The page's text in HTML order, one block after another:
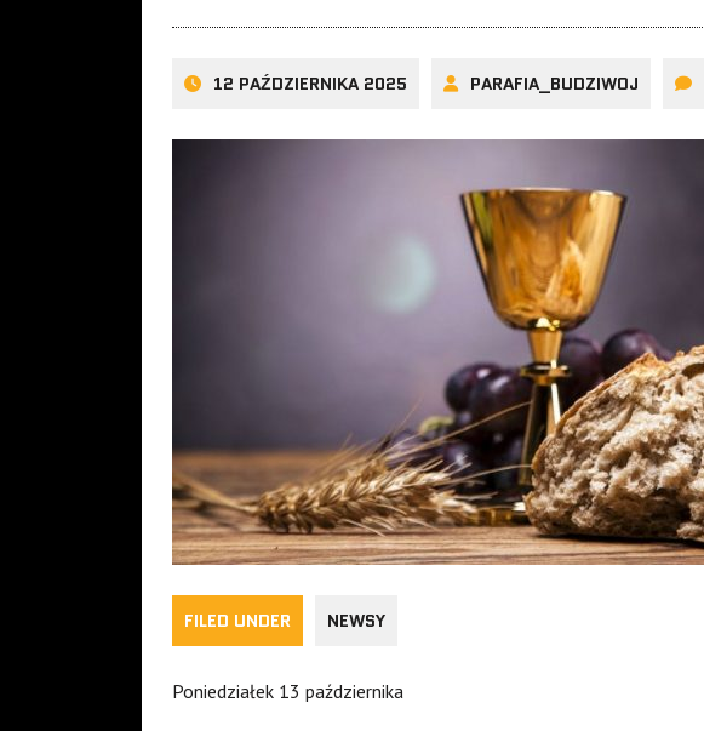
12 PAŹDZIERNIKA 2025 PARAFIA_BUDZIWOJ
FILED UNDER NEWSY
Poniedziałek 13 października